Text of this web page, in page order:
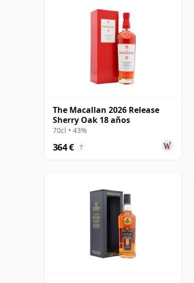
The Macallan 2026 Release
Sherry Oak 18 años
70cl • 43%
364 € ?